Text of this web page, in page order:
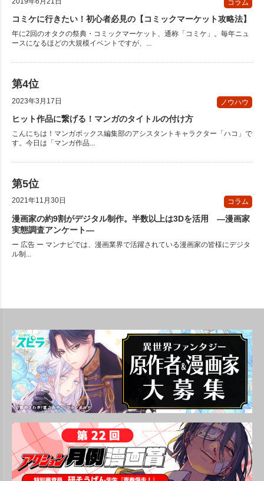
コラム
コミケに行きたい！初心者必見の【コミックマーケット攻略法】
年に2回のオタクの祭典・コミックマーケット、通称「コミケ」。毎年ニュ
ースになるほどの大規模イベントですが、...
2023年3月17日 ノウハウ
ヒット作品に繋げる！マンガのタイトルの付け方
こんにちは！マンガボックス編集部のアシスタントキャラクター「ハコ」で
す。今日は「マンガ作品...
2021年11月30日 コラム
漫画家の約9割がデジタル制作。半数以上は3Dを活用 ―漫画家
実態調査アンケート―
ー 広告 ー マンナビでは、漫画業界で活躍されている漫画家の皆様にデジタ
ル制...